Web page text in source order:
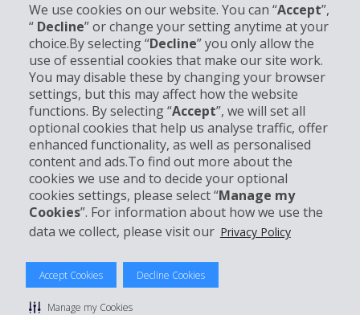
We use cookies on our website. You can “Accept”,
“ Decline” or change your setting anytime at your
choice.By selecting “Decline” you only allow the
use of essential cookies that make our site work.
You may disable these by changing your browser
settings, but this may affect how the website
functions. By selecting “Accept”, we will set all
optional cookies that help us analyse traffic, offer
enhanced functionality, as well as personalised
content and ads.To find out more about the
cookies we use and to decide your optional
cookies settings, please select “Manage my
Cookies”. For information about how we use the
data we collect, please visit our Privacy Policy
Accept Cookies Decline Cookies
Manage my Cookies
Unternehmensinformation
Partner
Kundenservice
Mieten bei Hertz
© 2026 The Hertz System, Inc.
Datenschutzrichtlinie | Nutzungsbedingungen
Sitemap Cookies verwalten